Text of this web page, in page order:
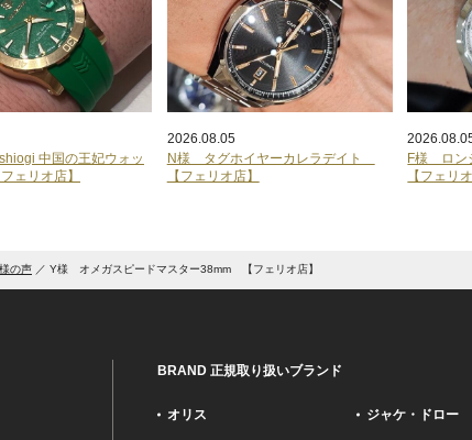
中国の王妃ウォッ
ェリオ店】
2026.08.05
N様 タグホイヤーカレラデイト
【フェリオ店】
F様 ロン
【フェリ
の声 Y様 オメガスピードマスター38mm 【フェリオ店】
BRAND 正規取り扱いブランド
オリス ジャケ・ドロー